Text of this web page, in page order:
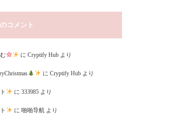
コメント
にCryptify Hub より
に Cryptify Hubより
に 333985より
に 啪啪导航より